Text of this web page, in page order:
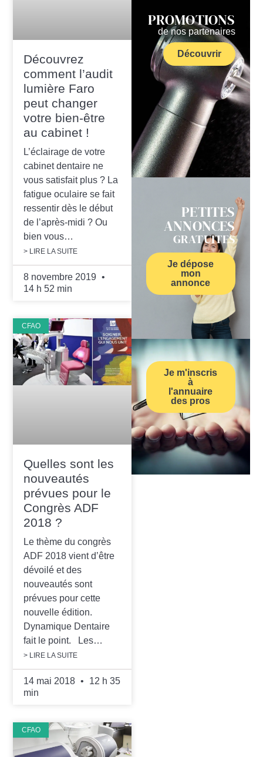
Découvrez
comment l’audit
lumière Faro
peut changer
votre bien-être
au cabinet !
L’éclairage de votre
cabinet dentaire ne
vous satisfait plus ? La
fatigue oculaire se fait
ressentir dès le début
de l’après-midi ? Ou
bien vous…
> LIRE LA SUITE
8 novembre 2019
14 h 52 min
CFAO
Quelles sont les
nouveautés
prévues pour le
Congrès ADF
2018 ?
Le thème du congrès
ADF 2018 vient d’être
dévoilé et des
nouveautés sont
prévues pour cette
nouvelle édition.
Dynamique Dentaire
fait le point. Les…
> LIRE LA SUITE
14 mai 2018
12 h 35
min
CFAO
PROMOTIONS
de nos partenaires
Découvrir
PETITES
ANNONCES
GRATUITES
Je dépose
mon
annonce
Je m'inscris
à
l'annuaire
des pros